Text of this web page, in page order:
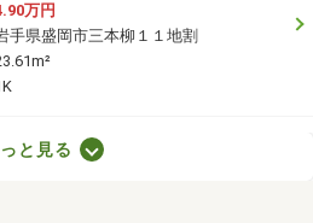
万円
手県盛岡市三本柳１１地割
と見る